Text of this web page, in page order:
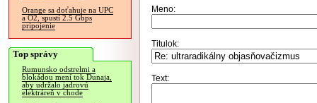
Orange sa doťahuje na UPC
a O2, spustí 2.5 Gbps
pripojenie
Top správy
Rumunsko odstrelmi a
blokádou mení tok Dunaja,
aby udržalo jadrovú
elektráreň v chode
Meno:
Titulok:
Text: